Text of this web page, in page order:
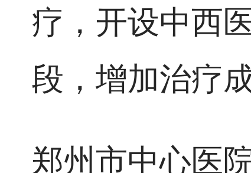
疗，开设中西
段，增加治疗
郑州市中心医